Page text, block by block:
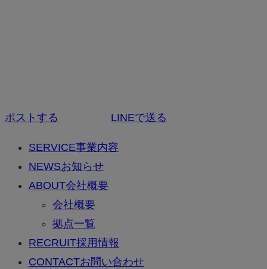
ポストする LINEで送る
SERVICE事業内容
NEWSお知らせ
ABOUT会社概要
会社概要
拠点一覧
RECRUIT採用情報
CONTACTお問い合わせ